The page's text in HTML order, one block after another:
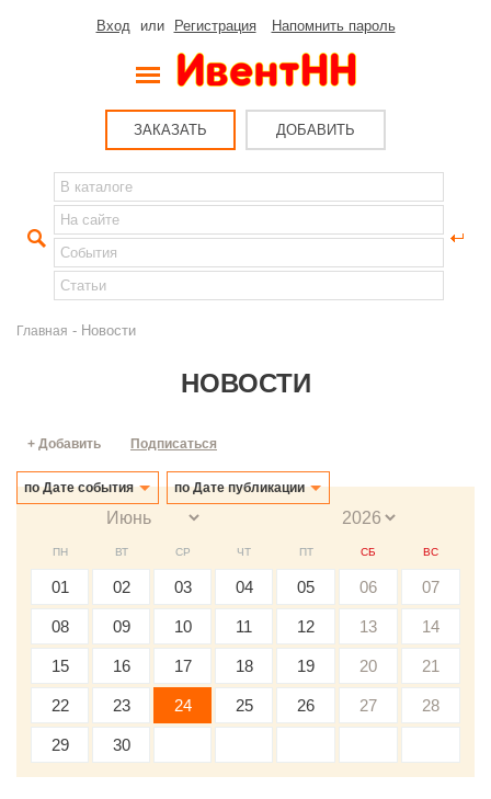
Вход или Регистрация Напомнить пароль
ЗАКАЗАТЬ ДОБАВИТЬ
Главная - Новости
НОВОСТИ
по Дате события по Дате публикации
+ Добавить Подписаться
ПН ВТ СР ЧТ ПТ СБ ВС
01 02 03 04 05 06 07
08 09 10 11 12 13 14
15 16 17 18 19 20 21
22 23 24 25 26 27 28
29 30